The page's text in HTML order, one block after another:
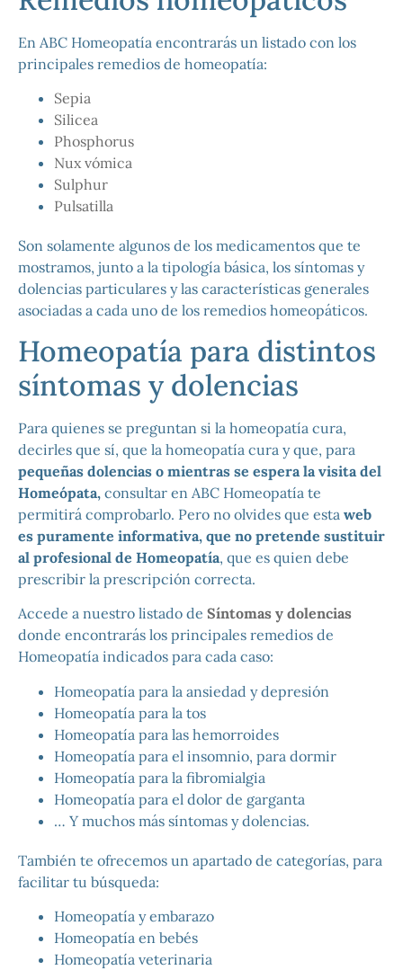
En ABC Homeopatía encontrarás un listado con los
principales remedios de homeopatía:
Sepia
Silicea
Phosphorus
Nux vómica
Sulphur
Pulsatilla
Son solamente algunos de los medicamentos que te
mostramos, junto a la tipología básica, los síntomas y
dolencias particulares y las características generales
asociadas a cada uno de los remedios homeopáticos.
Homeopatía para distintos
síntomas y dolencias
Para quienes se preguntan si la homeopatía cura,
decirles que sí, que la homeopatía cura y que, para
pequeñas dolencias o mientras se espera la visita del
Homeópata, consultar en ABC Homeopatía te
permitirá comprobarlo. Pero no olvides que esta web
es puramente informativa, que no pretende sustituir
al profesional de Homeopatía, que es quien debe
prescribir la prescripción correcta.
Accede a nuestro listado de Síntomas y dolencias
donde encontrarás los principales remedios de
Homeopatía indicados para cada caso:
Homeopatía para la ansiedad y depresión
Homeopatía para la tos
Homeopatía para las hemorroides
Homeopatía para el insomnio, para dormir
Homeopatía para la fibromialgia
Homeopatía para el dolor de garganta
… Y muchos más síntomas y dolencias.
También te ofrecemos un apartado de categorías, para
facilitar tu búsqueda:
Homeopatía y embarazo
Homeopatía en bebés
Homeopatía veterinaria